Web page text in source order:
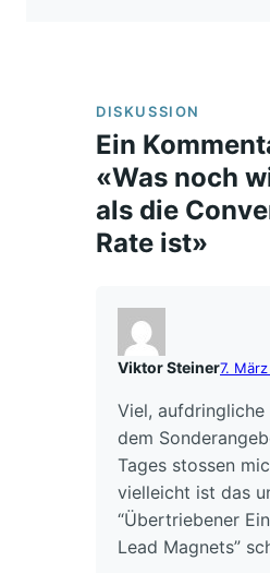
DISKUSSION
Ein
«Was noch
als die
Rate ist»
Viktor Steiner7.
Viel,
dem
Tages stossen
vielleicht ist das
“Übertriebener
Lead Magnets”